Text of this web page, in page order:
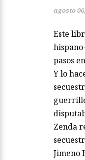
agosto
Este
pasos
Y lo
Zenda
Jimeno